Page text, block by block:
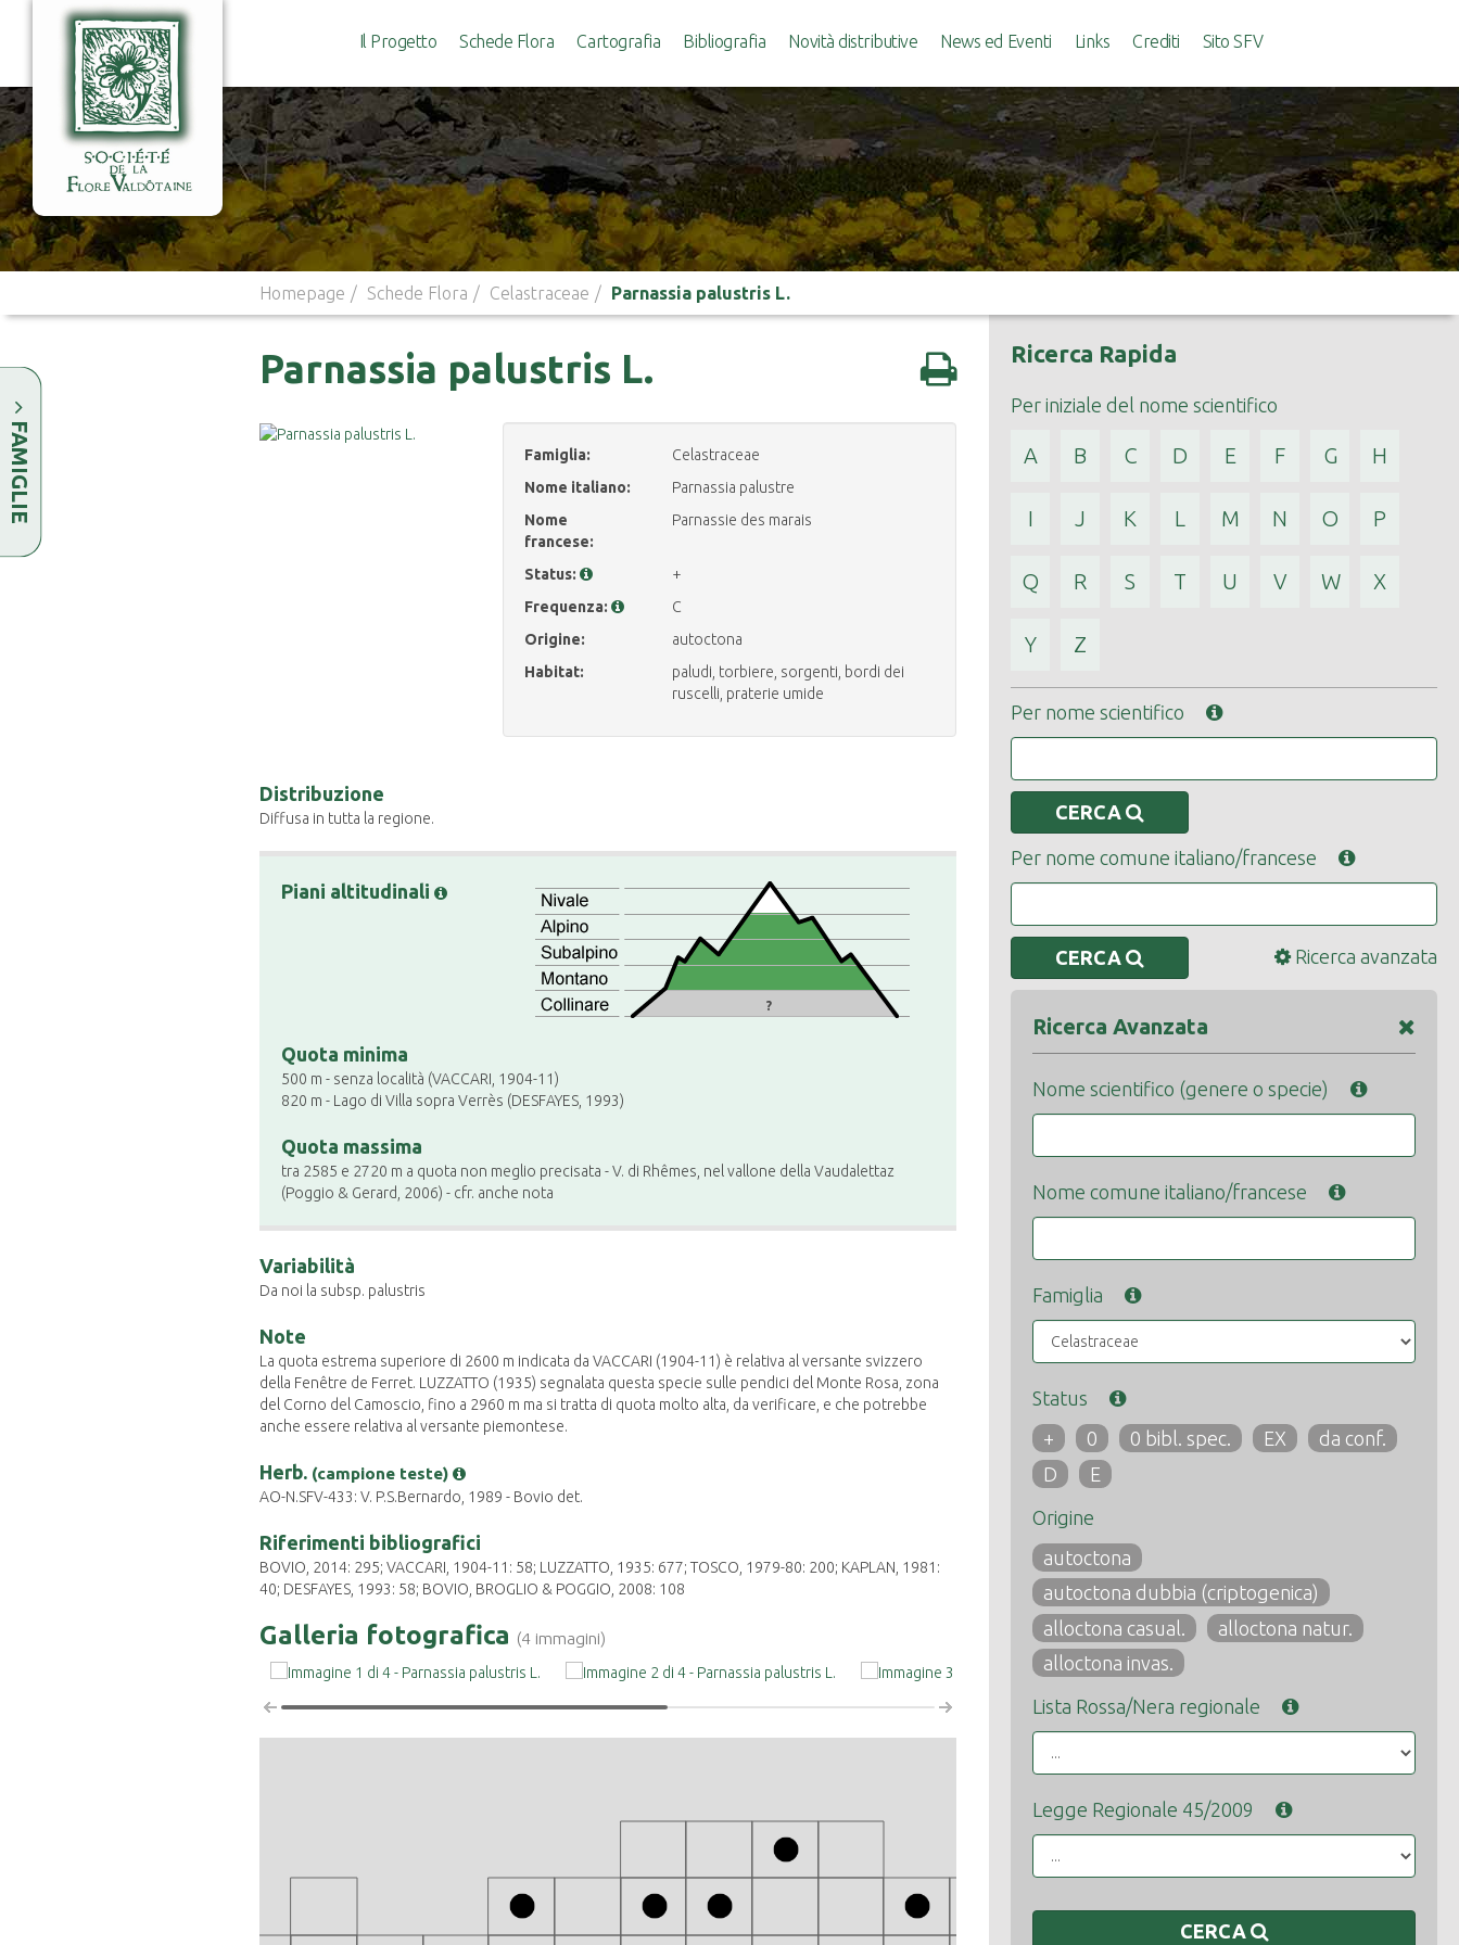
Il Progetto Schede Flora Cartografia Bibliografia Novità distributive News ed Eventi Links Crediti Sito SFV
Homepage Schede Flora Celastraceae Parnassia palustris L.
FAMIGLIE
Parnassia palustris L.
Famiglia:
Celastraceae
Nome italiano:
Parnassia palustre
Nome
francese:
Parnassie des marais
Status:
+
Frequenza:
C
Origine:
autoctona
Habitat:
paludi, torbiere, sorgenti, bordi dei
ruscelli, praterie umide
Distribuzione
Diffusa in tutta la regione.
Piani altitudinali
?
Quota minima
500 m - senza località (VACCARI, 1904-11)
820 m - Lago di Villa sopra Verrès (DESFAYES, 1993)
Quota massima
tra 2585 e 2720 m a quota non meglio precisata - V. di Rhêmes, nel vallone della Vaudalettaz
(Poggio & Gerard, 2006) - cfr. anche nota
Variabilità
Da noi la subsp. palustris
Note
La quota estrema superiore di 2600 m indicata da VACCARI (1904-11) è relativa al versante svizzero
della Fenêtre de Ferret. LUZZATTO (1935) segnalata questa specie sulle pendici del Monte Rosa, zona
del Corno del Camoscio, fino a 2960 m ma si tratta di quota molto alta, da verificare, e che potrebbe
anche essere relativa al versante piemontese.
Herb. (campione teste)
AO-N.SFV-433: V. P.S.Bernardo, 1989 - Bovio det.
Riferimenti bibliografici
BOVIO, 2014: 295; VACCARI, 1904-11: 58; LUZZATTO, 1935: 677; TOSCO, 1979-80: 200; KAPLAN, 1981:
40; DESFAYES, 1993: 58; BOVIO, BROGLIO & POGGIO, 2008: 108
Galleria fotografica (4 immagini)
Ricerca Rapida
Per iniziale del nome scientifico
A B C D E F G H
I J K L M N O P
Q R S T U V W X
Y Z
Per nome scientifico
CERCA
Per nome comune italiano/francese
CERCA Ricerca avanzata
Ricerca Avanzata
Nome scientifico (genere o specie)
Nome comune italiano/francese
Famiglia
Status
+
0 0 bibl. spec. EX
da conf.
D
E
Origine
autoctona
autoctona dubbia (criptogenica)
alloctona casual.
alloctona natur.
alloctona invas.
Lista Rossa/Nera regionale
Legge Regionale 45/2009
CERCA